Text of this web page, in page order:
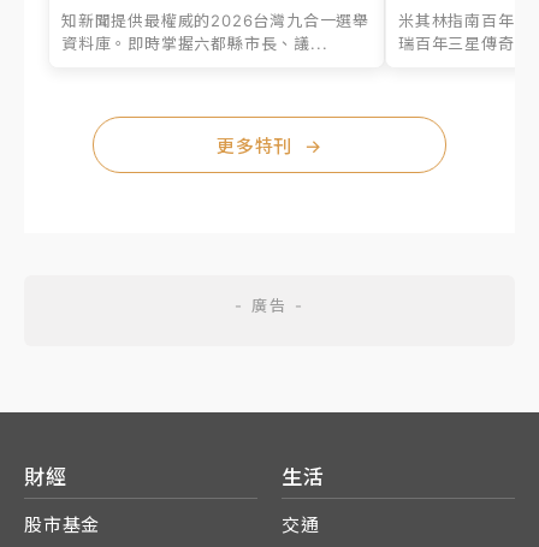
知新聞提供最權威的2026台灣九合一選舉
資料庫。即時掌握六都縣市長、議...
米其林指南百年之
瑞百年三星傳奇、
更多特刊 →
財經
股市基金
生活
交通